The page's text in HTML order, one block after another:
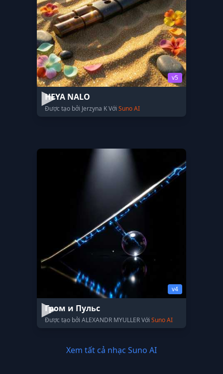
v5
HEYA NALO
Được tạo bởi Jerzyna K Với Suno AI
v4
Гром и Пульс
Được tạo bởi ALEXANDR MYULLER Với Suno AI
Xem tất cả nhạc Suno AI